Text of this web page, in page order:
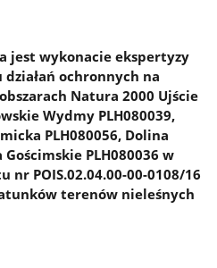
jest wykonacie ekspertyzy
ochronnych na
Natura 2000 Ujście
Wydmy PLH080039,
PLH080056, Dolina
Gościmskie PLH080036 w
POIS.02.04.00-00-0108/16
terenów nieleśnych